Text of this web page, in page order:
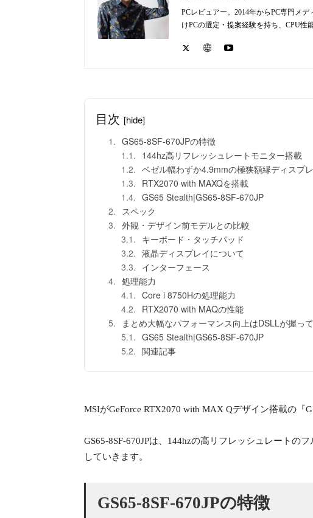
PCレビュアー。2014年からPC専門メ
けPCの選定・提案経験を持ち、CPU性
目次 [hide]
GS65-8SF-670JPの特徴
144hz高リフレッシュレートモニター搭載
ベゼル幅わずか4.9mmの極狭額縁ディスプ
RTX2070 with MAXQを搭載
GS65 Stealth|GS65-8SF-670JP
スペック
外観・デザイン前モデルとの比較
キーボード・タッチパッド
液晶ディスプレイについて
インターフェース
処理能力
Core i 8750Hの処理能力
RTX2070 with MAQの性能
まとめ大幅なパフォーマンス向上はDSLLが握って
GS65 Stealth|GS65-8SF-670JP
関連記事
MSIがGeForce RTX2070 with MAX Qデザイン搭載の『
GS65-8SF-670JPは、144hzの高リフレッシュレートの
していきます。
GS65-8SF-670JPの特徴